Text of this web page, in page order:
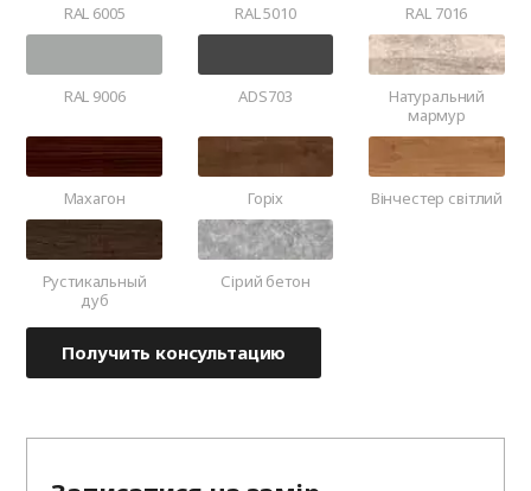
RAL 6005 RAL 5010 RAL 7016
RAL 9006 ADS703
Натуральний
мармур
Махагон Горіх Вінчестер світлий
Рустикальный
дуб
Сірий бетон
Получить консультацию